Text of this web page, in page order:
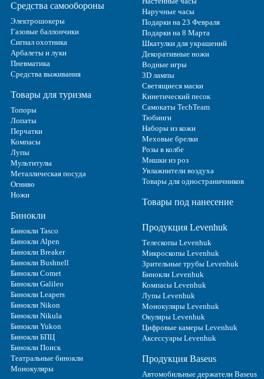
Средства самообороны
Электрошокеры
Газовые баллончики
Сигнал охотника
Арбалеты и луки
Пневматика
Средства выживания
Товары для туризма
Топоры
Лопаты
Перчатки
Компасы
Лупы
Мультитулы
Металлическая посуда
Огниво
Ножи
Бинокли
Бинокли Tasco
Бинокли Alpen
Бинокли Breaker
Бинокли Bushnell
Бинокли Comet
Бинокли Galileo
Бинокли Leapers
Бинокли Nikon
Бинокли Nikula
Бинокли Yukon
Бинокли БПЦ
Бинокли Поиск
Театральные бинокли
Монокуляры
Наручные часы
Подарки на 23 Февраля
Подарки на 8 Марта
Шкатулки для украшений
Декоративные ножи
Водные игры
3D лампы
Светящиеся маски
Кинетический песок
Самокаты TechTeam
Тюбинги
Наборы из кожи
Меховые брелки
Розы в колбе
Мишки из роз
Увлажнители воздуха
Товары для одностраничников
Товары под нанесение
Продукция Levenhuk
Телескопы Levenhuk
Микроскопы Levenhuk
Зрительные трубы Levenhuk
Бинокли Levenhuk
Компасы Levenhuk
Лупы Levenhuk
Монокуляры Levenhuk
Окуляры Levenhuk
Цифровые камеры Levenhuk
Аксессуары Levenhuk
Продукция Baseus
Автомобильные держатели Baseus